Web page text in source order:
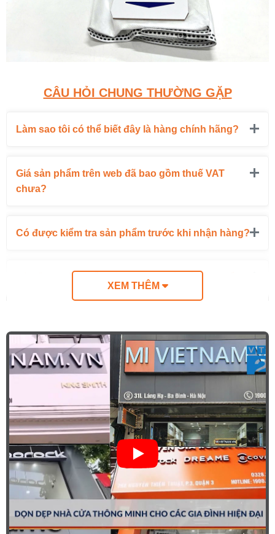
CÂU HỎI CHUNG THƯỜNG GẶP
Làm sao tôi có thể biết đây là hàng chính hãng?
Giá sản phẩm trên web đã bao gồm thuế VAT
chưa?
Có được kiểm tra sản phẩm trước khi nhận hàng?
Tôi cần hướng dẫn sử dụng chi tiết về sản phẩm,
Mi Việt Nam có hỗ trợ không? Liên hệ bằng cách
Phương thức trả góp sản phẩm như thế nào?
Mua trực tiếp và online thì chất lượng sản phẩm
có như nhau không?
Tôi muốn kiểm tra đơn hàng đã đặt thì làm như
thế nào? Vào đâu để kiểm tra?
XEM THÊM